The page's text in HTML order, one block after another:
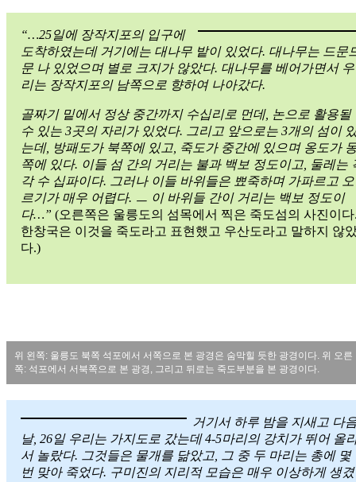
“…25일에 장작지포의 입구에
도착하였는데 거기에는 대나무 밭이 있었다. 대나무는 드문
문 나 있었으며 별로 크지가 않았다. 대나무를 베어가면서 우
리는 장작지포의 남쪽으로 향하여 나아갔다.
골짜기 밑에서 정상 중간까지 수십리로 먼데, 논으로 활용될
수 있는 3곳의 자리가 있었다. 그리고 앞으로는 3개의 섬이
는데, 방패도가 북쪽에 있고, 죽도가 중간에 있으며 옹도가
쪽에 있다. 이들 섬 간의 거리는 불과 백보 정도이고, 둘레는
각 수 십파이다. 그러나 이들 바위들은 뾰죽하며 가파르고 오
르기가 매우 어렵다. ㅡ 이 바위들 간이 거리는 백보 정도이
다…” (오른쪽은 울릉도의 섬목에서 찍은 죽도섬의 사진이
한창국은 이것을 죽도라고 표현했고 우산도라고 말하지 않
다.)
위 왼쪽: 울릉도 북쪽 석포에서 서쪽으로 본 광경은 숨막힐 듯한 광경이다. 위 오른
쪽: 석포에서 서북쪽으로 본 광경, 그리고 뒤로는 죽도부분을 본 광경이다.
거기서 하루 밤을 지새고 다
날, 26일 우리는 가지도로 갔는데 4-5마리의 강치가 뛰어 올
서 놀랐다. 그것들은 물개를 닮았고, 그 중 두 마리는 총에 몇
번 맞아 죽었다. 구미진의 지리적 모습은 매우 이상하게 생겼